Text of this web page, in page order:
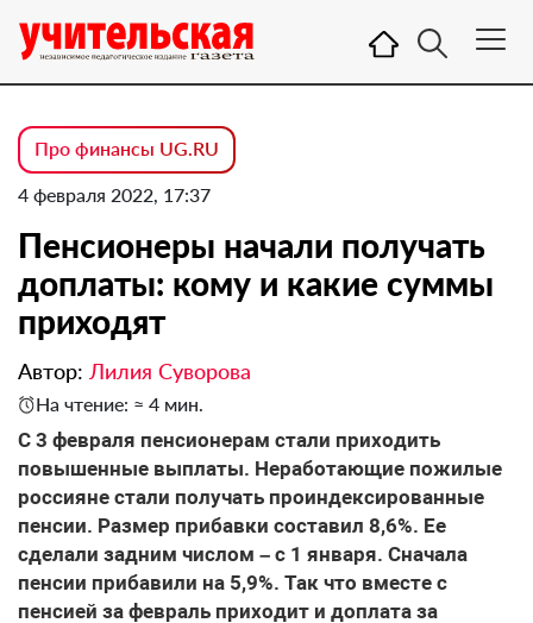
Про финансы UG.RU
4 февраля 2022, 17:37
Пенсионеры начали получать
доплаты: кому и какие суммы
приходят
Автор: Лилия Суворова
На чтение: ≈ 4 мин.
С 3 февраля пенсионерам стали приходить
повышенные выплаты. Неработающие пожилые
россияне стали получать проиндексированные
пенсии. Размер прибавки составил 8,6%. Ее
сделали задним числом – с 1 января. Сначала
пенсии прибавили на 5,9%. Так что вместе с
пенсией за февраль приходит и доплата за